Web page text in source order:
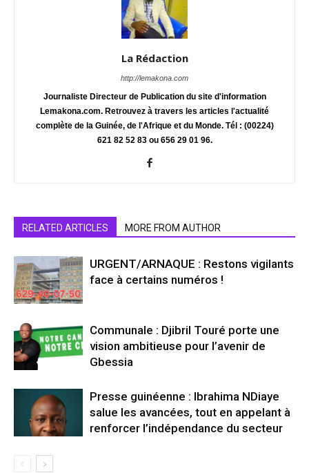
La Rédaction
http://lemakona.com
Journaliste Directeur de Publication du site d'information
Lemakona.com. Retrouvez à travers les articles l'actualité
complète de la Guinée, de l'Afrique et du Monde. Tél : (00224)
621 82 52 83 ou 656 29 01 96.
RELATED ARTICLES MORE FROM AUTHOR
URGENT/ARNAQUE : Restons vigilants
face à certains numéros !
Communale : Djibril Touré porte une
vision ambitieuse pour l’avenir de
Gbessia
Presse guinéenne : Ibrahima NDiaye
salue les avancées, tout en appelant à
renforcer l’indépendance du secteur